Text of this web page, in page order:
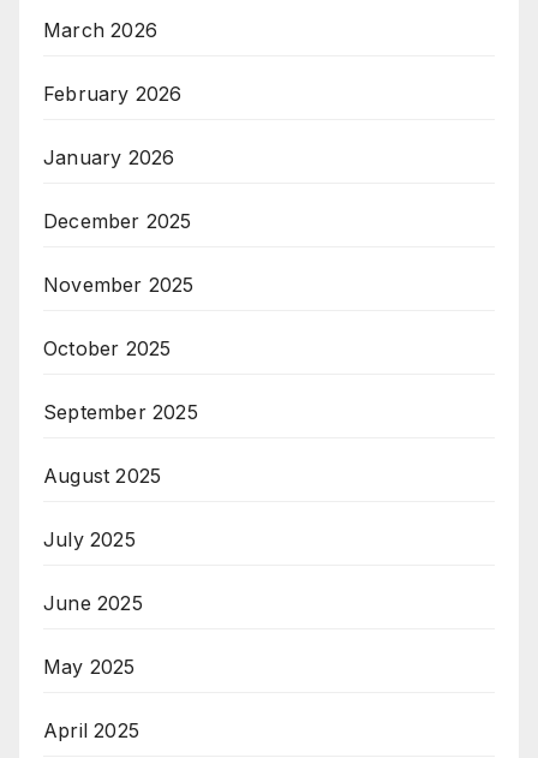
March 2026
February 2026
January 2026
December 2025
November 2025
October 2025
September 2025
August 2025
July 2025
June 2025
May 2025
April 2025